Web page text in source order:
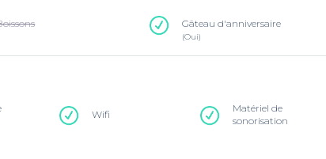
Gâteau d'anniversaire
(Oui)
Wifi
Matériel de
sonorisation